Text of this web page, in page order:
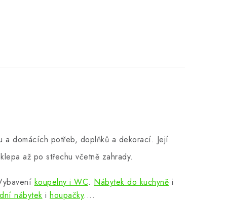
a domácích potřeb, doplňků a dekorací. Její
až po střechu včetně zahrady.
koupelny i WC. Nábytek do kuchyně i
nábytek i houpačky....